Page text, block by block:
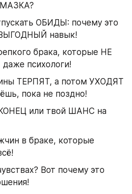
ОБИДЫ: почему это
навык!
брака, которые НЕ
психологи!
ТЕРПЯТ, а потом УХОДЯТ
пока не поздно!
или твой ШАНС на
в браке, которые
Вот почему это